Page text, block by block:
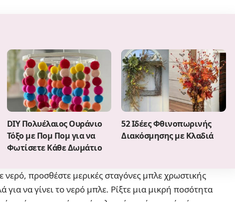
DIY Πολυέλαιος Ουράνιο
Τόξο με Πομ Πομ για να
Φωτίσετε Κάθε Δωμάτιο
52 Ιδέες Φθινοπωρινής
Διακόσμησης με Κλαδιά
νερό, προσθέστε μερικές σταγόνες μπλε χρωστικής
να γίνει το νερό μπλε. Ρίξτε μια μικρή ποσότητα